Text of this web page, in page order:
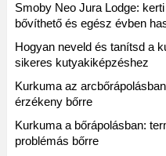
Smoby Neo Jura Lodge:
bővíthető és egész évben
Hogyan neveld és tanítsd a
sikeres kutyakiképzéshez
Kurkuma az
érzékeny bőrre
Kurkuma a bőrápolásban:
problémás bőrre